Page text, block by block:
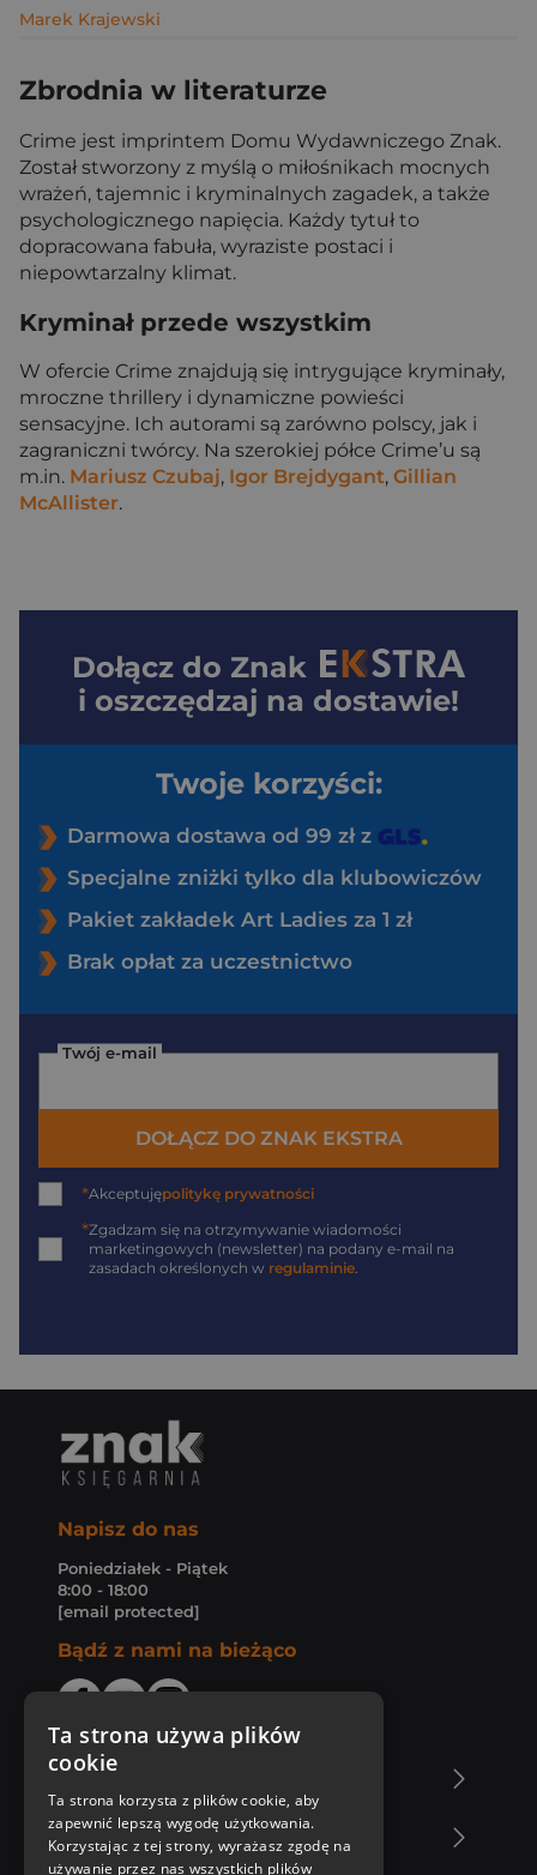
Marek Krajewski
Zbrodnia w literaturze
Crime jest imprintem Domu Wydawniczego Znak.
Został stworzony z myślą o miłośnikach mocnych
wrażeń, tajemnic i kryminalnych zagadek, a także
psychologicznego napięcia. Każdy tytuł to
dopracowana fabuła, wyraziste postaci i
niepowtarzalny klimat.
Kryminał przede wszystkim
W ofercie Crime znajdują się intrygujące kryminały,
mroczne thrillery i dynamiczne powieści
sensacyjne. Ich autorami są zarówno polscy, jak i
zagraniczni twórcy. Na szerokiej półce Crime’u są
m.in. Mariusz Czubaj, Igor Brejdygant, Gillian
McAllister.
Dołącz do Znak
i oszczędzaj na dostawie!
Twoje korzyści:
Darmowa dostawa od 99 zł z
Specjalne zniżki tylko dla klubowiczów
Pakiet zakładek Art Ladies za 1 zł
Brak opłat za uczestnictwo
Twój e-mail
DOŁĄCZ DO ZNAK EKSTRA
*Akceptujępolitykę prywatności
*Zgadzam się na otrzymywanie wiadomości
marketingowych (newsletter) na podany e-mail na
zasadach określonych w regulaminie.
Napisz do nas
Poniedziałek - Piątek
8:00 - 18:00
[email protected]
Bądź z nami na bieżąco
Zakupy u nas
Ta strona używa plików
cookie
Ta strona korzysta z plików cookie, aby
zapewnić lepszą wygodę użytkowania.
Korzystając z tej strony, wyrażasz zgodę na
używanie przez nas wszystkich plików